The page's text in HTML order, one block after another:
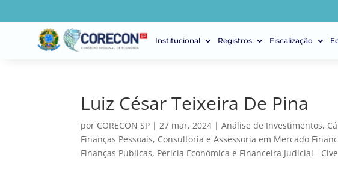
Institucional Registros Fiscalização
Luiz César Teixeira De Pina
por CORECON SP |27 mar, 2024 |Análise de Investimentos,
Finanças Pessoais, Consultoria e Assessoria em Mercado
Finanças Públicas, Perícia Econômica e Financeira Judicial -